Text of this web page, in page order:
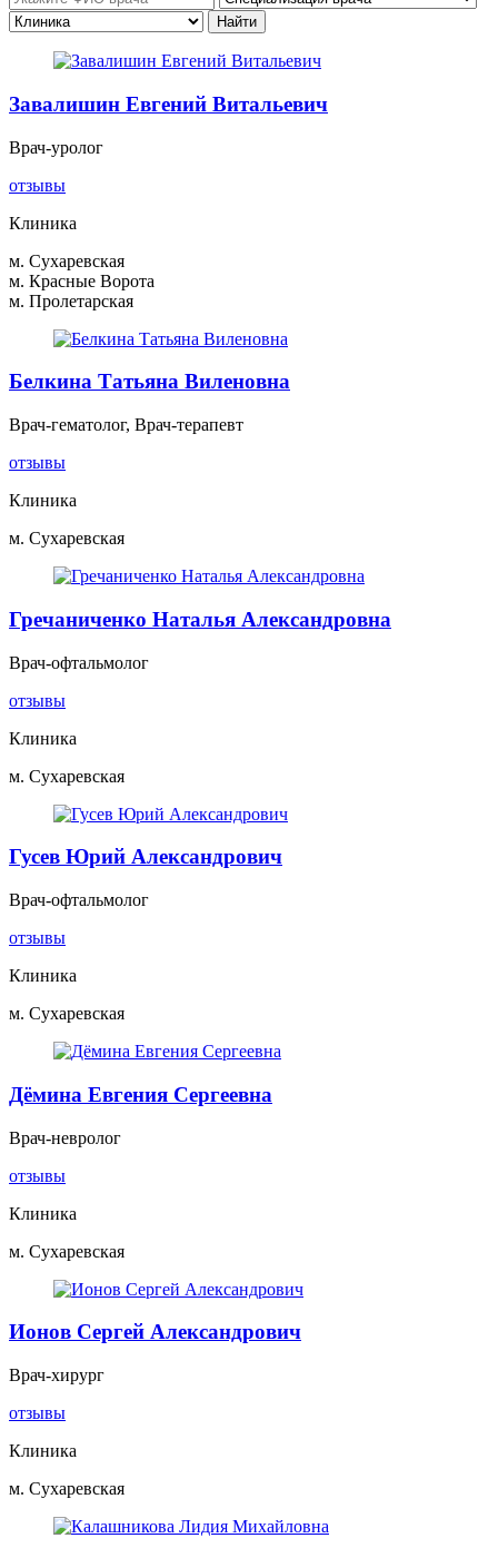
Завалишин Евгений Витальевич
Врач-уролог
отзывы
Клиника
м. Сухаревская
м. Красные Ворота
м. Пролетарская
Белкина Татьяна Виленовна
Врач-гематолог, Врач-терапевт
отзывы
Клиника
м. Сухаревская
Гречаниченко Наталья Александровна
Врач-офтальмолог
отзывы
Клиника
м. Сухаревская
Гусев Юрий Александрович
Врач-офтальмолог
отзывы
Клиника
м. Сухаревская
Дёмина Евгения Сергеевна
Врач-невролог
отзывы
Клиника
м. Сухаревская
Ионов Сергей Александрович
Врач-хирург
отзывы
Клиника
м. Сухаревская